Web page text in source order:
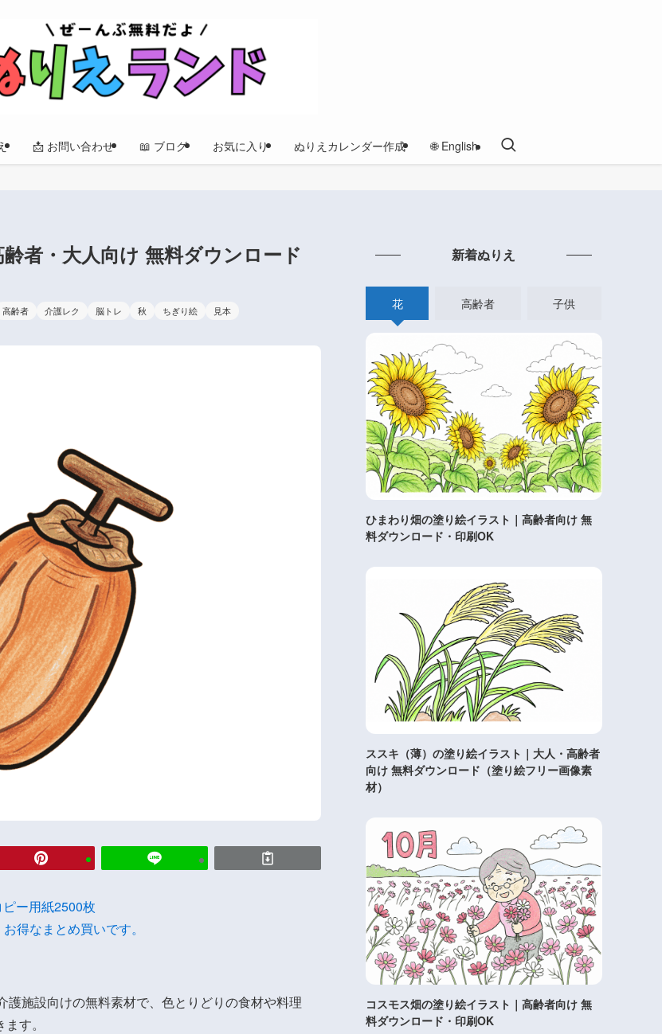
📩 お問い合わせ 📖 ブログ お気に入り ぬりえカレンダー作成 🌐 English
者・大人向け 無料ダウンロード
高齢者 介護レク 脳トレ 秋 ちぎり絵 見本
ー用紙2500枚
得なまとめ買いです。
施設向けの無料素材で、色とりどりの食材や料理
す。
新着ぬりえ
花 高齢者 子供
ひまわり畑の塗り絵イラスト｜高齢者向け 無
料ダウンロード・印刷OK
ススキ（薄）の塗り絵イラスト｜大人・高齢者
向け 無料ダウンロード（塗り絵フリー画像素
材）
コスモス畑の塗り絵イラスト｜高齢者向け 無
料ダウンロード・印刷OK